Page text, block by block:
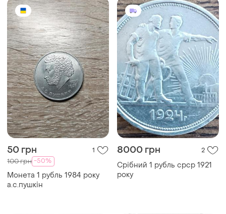
50 грн 1
100 грн -50%
Монета 1 рубль 1984 року
а.с.пушкін
8000 грн 2
Срібний 1 рубль срср 1921
року